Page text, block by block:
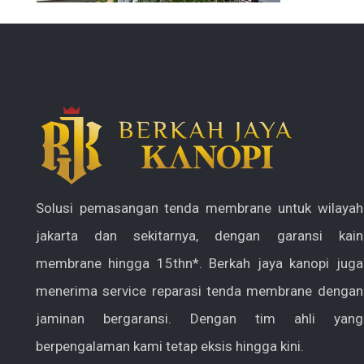
Solusi pemasangan tenda membrane untuk wilayah
jakarta dan sekitarnya, dengan garansi kain
membrane hingga 15thn*. Berkah jaya kanopi juga
menerima service reparasi tenda membrane dengan
jaminan bergaransi. Dengan tim ahli yang
berpengalaman kami tetap eksis hingga kini.